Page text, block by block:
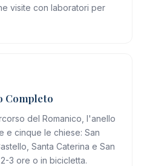
visite con laboratori per
Completo
del Romanico , l'anello
e cinque le chiese: San
Santa Caterina e San
3 ore o in bicicletta.